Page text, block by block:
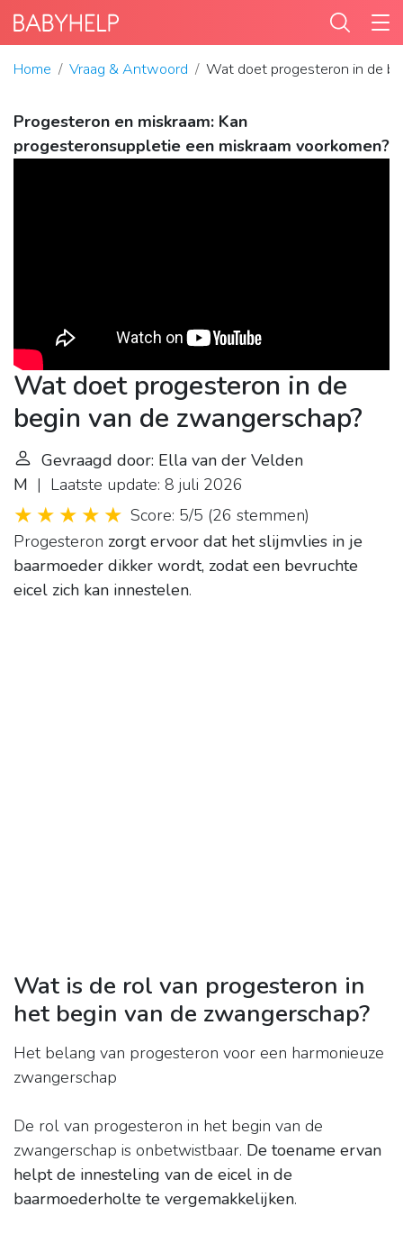
Home Vraag & Antwoord Wat doet progesteron in de
Progesteron en miskraam: Kan
progesteronsuppletie een miskraam voorkomen?
Wat doet progesteron in de
begin van de zwangerschap?
Gevraagd door: Ella van der Velden
M | Laatste update: 8 juli 2026
Score: 5/5 (26 stemmen)
Progesteron zorgt ervoor dat het slijmvlies in je
baarmoeder dikker wordt, zodat een bevruchte
eicel zich kan innestelen.
Wat is de rol van progesteron in
het begin van de zwangerschap?
Het belang van progesteron voor een harmonieuze
zwangerschap
De rol van progesteron in het begin van de
zwangerschap is onbetwistbaar. De toename ervan
helpt de innesteling van de eicel in de
baarmoederholte te vergemakkelijken.